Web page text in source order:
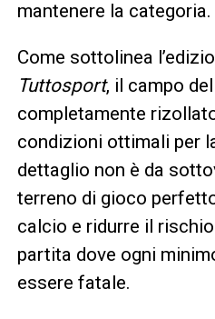
mantenere la categoria.
Come sottolinea
Tuttosport, il campo del
completamente
condizioni ottimali per
dettaglio non è da
terreno di gioco
calcio e ridurre il
partita dove ogni
essere fatale.